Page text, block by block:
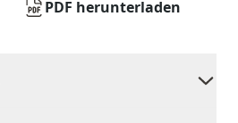
PDF herunterladen